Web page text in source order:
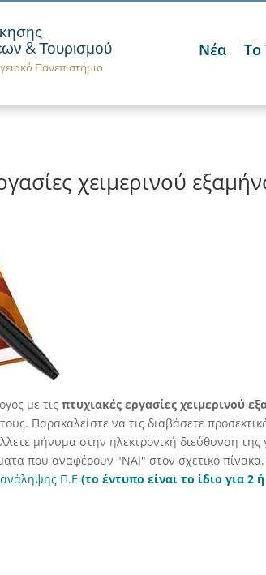
& Τουρισμού
Πανεπιστήμιο
Νέα Το
χειμερινού
με τις πτυχιακές εργασίες χειμερινού
τους. Παρακαλείστε να τις διαβάσετε
μήνυμα στην ηλεκτρονική διεύθυνση
που αναφέρουν "ΝΑΙ" στον σχετικό πίνακα.
Π.Ε (το έντυπο είναι το ίδιο για 2